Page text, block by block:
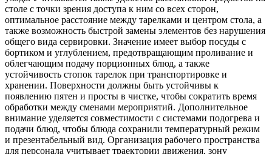
столе с точки зрения доступа к ним со всех сторон,
оптимальное расстояние между тарелками и центром стола, а
также возможность быстрой замены элементов без нарушения
общего вида сервировки. Значение имеет выбор посуды с
бортиком и углублением, предотвращающим проливание и
облегчающим подачу порционных блюд, а также
устойчивость стопок тарелок при транспортировке и
хранении. Поверхности должны быть устойчивы к
появлению пятен и просты в чистке, чтобы сократить время
обработки между сменами мероприятий. Дополнительное
внимание уделяется совместимости с системами подогрева и
подачи блюд, чтобы блюда сохранили температурный режим
и презентабельный вид. Организация рабочего пространства
для персонала учитывает траектории движения, зону